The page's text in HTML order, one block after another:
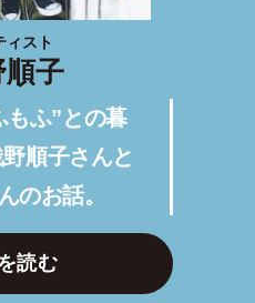
ィスト
子
もふ”との暮
順子さんと
のお話。
読む